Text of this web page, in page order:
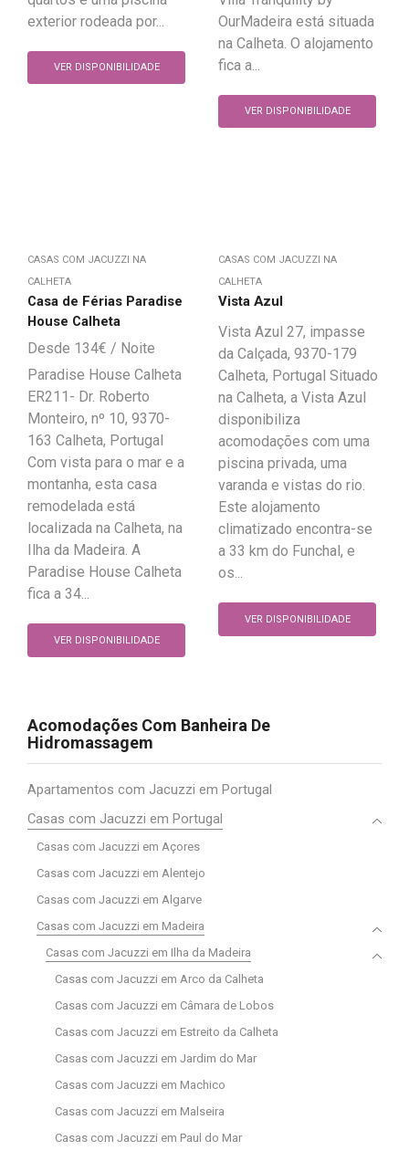
exterior rodeada por...
VER DISPONIBILIDADE
OurMadeira está situada
na Calheta. O alojamento
fica a...
VER DISPONIBILIDADE
CASAS COM JACUZZI NA
CALHETA
Casa de Férias Paradise
House Calheta
134€
Paradise House Calheta
ER211- Dr. Roberto
Monteiro, nº 10, 9370-
163 Calheta, Portugal
Com vista para o mar e a
montanha, esta casa
remodelada está
localizada na Calheta, na
Ilha da Madeira. A
Paradise House Calheta
fica a 34...
VER DISPONIBILIDADE
CASAS COM JACUZZI NA
CALHETA
Vista Azul
Vista Azul 27, impasse
da Calçada, 9370-179
Calheta, Portugal Situado
na Calheta, a Vista Azul
disponibiliza
acomodações com uma
piscina privada, uma
varanda e vistas do rio.
Este alojamento
climatizado encontra-se
a 33 km do Funchal, e
os...
VER DISPONIBILIDADE
Acomodações Com Banheira De
Hidromassagem
Apartamentos com Jacuzzi em Portugal
Casas com Jacuzzi em Portugal
Casas com Jacuzzi em Açores
Casas com Jacuzzi em Alentejo
Casas com Jacuzzi em Algarve
Casas com Jacuzzi em Madeira
Casas com Jacuzzi em Ilha da Madeira
Casas com Jacuzzi em Arco da Calheta
Casas com Jacuzzi em Câmara de Lobos
Casas com Jacuzzi em Estreito da Calheta
Casas com Jacuzzi em Jardim do Mar
Casas com Jacuzzi em Machico
Casas com Jacuzzi em Malseira
Casas com Jacuzzi em Paul do Mar